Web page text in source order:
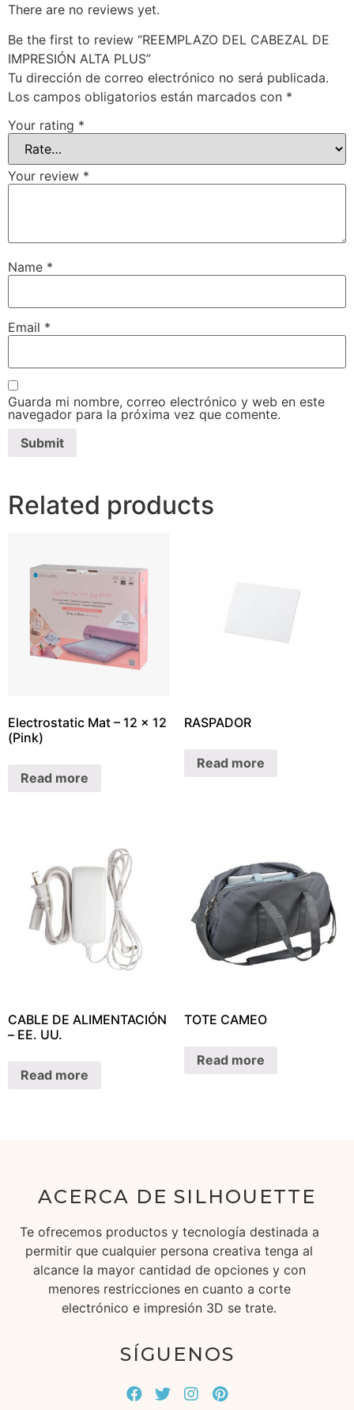
There are no reviews yet.
Be the first to review “REEMPLAZO DEL CABEZAL DE
IMPRESIÓN ALTA PLUS”
Tu dirección de correo electrónico no será publicada.
Los campos obligatorios están marcados con *
Your rating *
Your review *
Name *
Email *
Guarda mi nombre, correo electrónico y web en este
navegador para la próxima vez que comente.
Related products
Electrostatic Mat – 12 x 12
(Pink)
Read more
RASPADOR
Read more
CABLE DE ALIMENTACIÓN
– EE. UU.
Read more
TOTE CAMEO
Read more
ACERCA DE SILHOUETTE
Te ofrecemos productos y tecnología destinada a
permitir que cualquier persona creativa tenga al
alcance la mayor cantidad de opciones y con
menores restricciones en cuanto a corte
electrónico e impresión 3D se trate.
SÍGUENOS